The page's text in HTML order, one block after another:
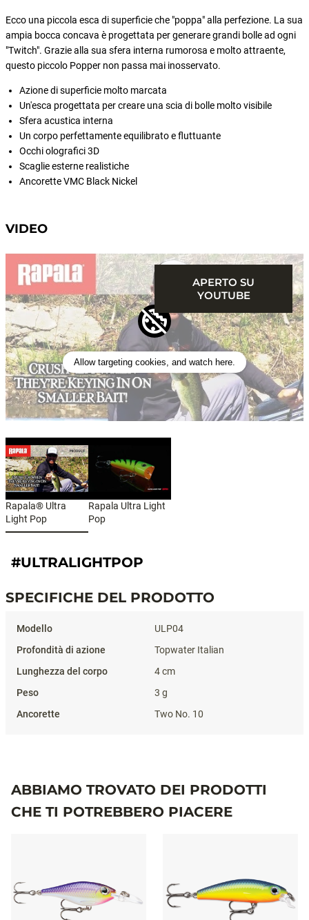
Ecco una piccola esca di superficie che "poppa" alla perfezione. La sua
ampia bocca concava è progettata per generare grandi bolle ad ogni
"Twitch". Grazie alla sua sfera interna rumorosa e molto attraente,
questo piccolo Popper non passa mai inosservato.
Azione di superficie molto marcata
Un'esca progettata per creare una scia di bolle molto visibile
Sfera acustica interna
Un corpo perfettamente equilibrato e fluttuante
Occhi olografici 3D
Scaglie esterne realistiche
Ancorette VMC Black Nickel
VIDEO
Allow targeting cookies, and watch here.
APERTO SU
YOUTUBE
Rapala® Ultra
Light Pop
Rapala Ultra Light
Pop
#ULTRALIGHTPOP
SPECIFICHE DEL PRODOTTO
ULP04
Topwater Italian
4 cm
3 g
Two No. 10
ABBIAMO TROVATO DEI PRODOTTI
CHE TI POTREBBERO PIACERE